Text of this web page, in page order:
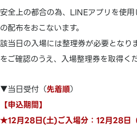
安全上の都合の為、LINEアプリを使
の配布をおこないます。
該当日の入場には整理券が必要となり
をご確認のうえ、入場整理券を取得く
▼当日受付（先着順）
【申込期間】
★12月28日(土)ご入場分：12月28日